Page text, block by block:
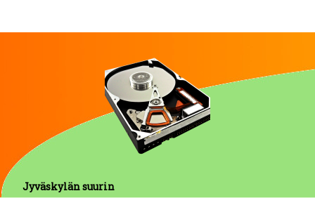
Jyväskylän suurin